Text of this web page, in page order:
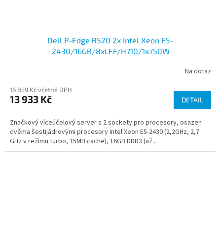
Dell P-Edge R520 2x Intel Xeon E5-
2430/16GB/8xLFF/H710/1x750W
Na dotaz
16 859 Kč včetně DPH
13 933 Kč DETAIL
Značkový víceúčelový server s 2 sockety pro procesory, osazen
dvěma šestijádrovými procesory Intel Xeon E5-2430 (2,2GHz, 2,7
GHz v režimu turbo, 15MB cache), 16GB DDR3 (až...